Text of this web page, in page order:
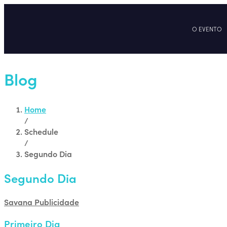
O EVENTO
Blog
Home
/
Schedule
/
Segundo Dia
Segundo Dia
Savana Publicidade
Primeiro Dia